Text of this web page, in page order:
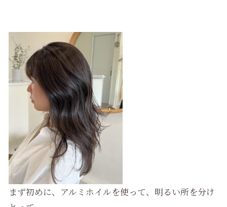
まず初めに、アルミホイルを使って、明るい所を分け